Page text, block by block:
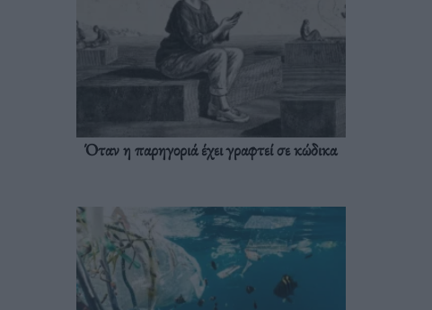
Όταν η παρηγοριά έχει γραφτεί σε κώδικα